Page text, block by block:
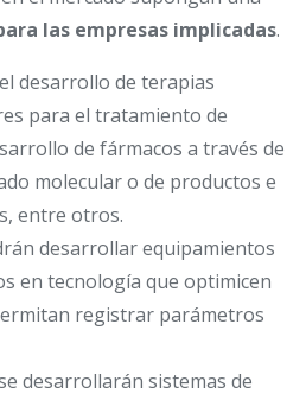
las empresas implicadas.
desarrollo de terapias
para el tratamiento de
de fármacos a través de
molecular o de productos e
entre otros.
desarrollar equipamientos
en tecnología que optimicen
registrar parámetros
desarrollarán sistemas de